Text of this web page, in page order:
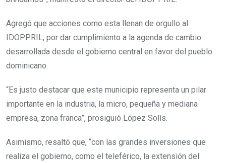
Agregó que acciones como esta llenan de orgullo al
IDOPPRIL, por dar cumplimiento a la agenda de cambio
desarrollada desde el gobierno central en favor del pueblo
dominicano.
“Es justo destacar que este municipio representa un pilar
importante en la industria, la micro, pequeña y mediana
empresa, zona franca”, prosiguió López Solís.
Asimismo, resaltó que, “con las grandes inversiones que
realiza el gobierno, como el teleférico, la extensión del